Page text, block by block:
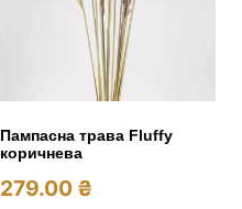
Пампасна трава Fluffy
коричнева
279.00 ₴